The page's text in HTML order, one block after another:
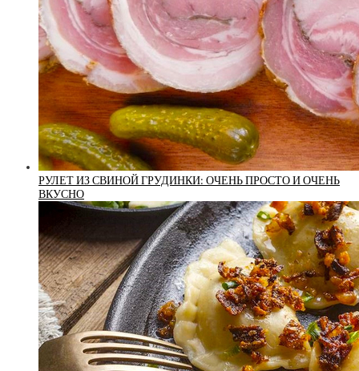
РУЛЕТ ИЗ СВИНОЙ ГРУДИНКИ: ОЧЕНЬ ПРОСТО И ОЧЕНЬ
ВКУСНО